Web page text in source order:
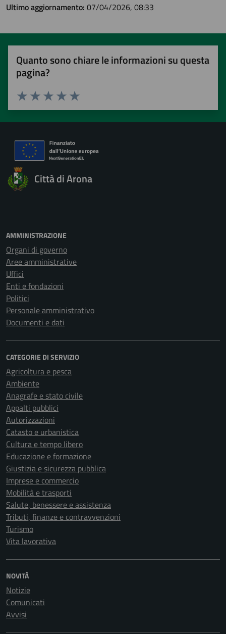
Ultimo aggiornamento: 07/04/2026, 08:33
Quanto sono chiare le informazioni su questa
pagina?
Valuta 5 stelle su 5
Valuta 4 stelle su 5
Valuta 3 stelle su 5
Valuta 2 stelle su 5
Valuta 1 stelle su 5
Città di Arona
AMMINISTRAZIONE
Organi di governo
Aree amministrative
Uffici
Enti e fondazioni
Politici
Personale amministrativo
Documenti e dati
CATEGORIE DI SERVIZIO
Agricoltura e pesca
Ambiente
Anagrafe e stato civile
Appalti pubblici
Autorizzazioni
Catasto e urbanistica
Cultura e tempo libero
Educazione e formazione
Giustizia e sicurezza pubblica
Imprese e commercio
Mobilità e trasporti
Salute, benessere e assistenza
Tributi, finanze e contravvenzioni
Turismo
Vita lavorativa
NOVITÀ
Notizie
Comunicati
Avvisi